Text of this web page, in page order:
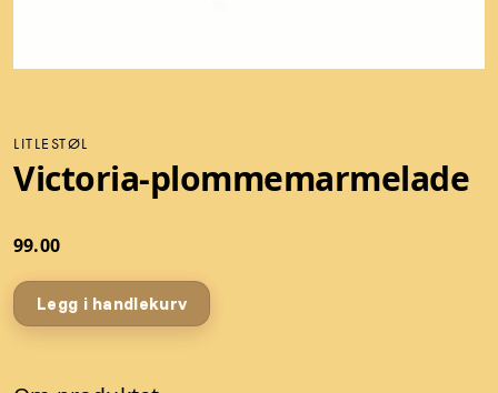
LITLESTØL
Victoria-plommemarmelade
99.00
Legg i handlekurv